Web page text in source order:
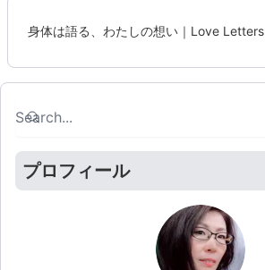
身体は語る、わたしの想い｜Love Letters
Search
Search
プロフィール